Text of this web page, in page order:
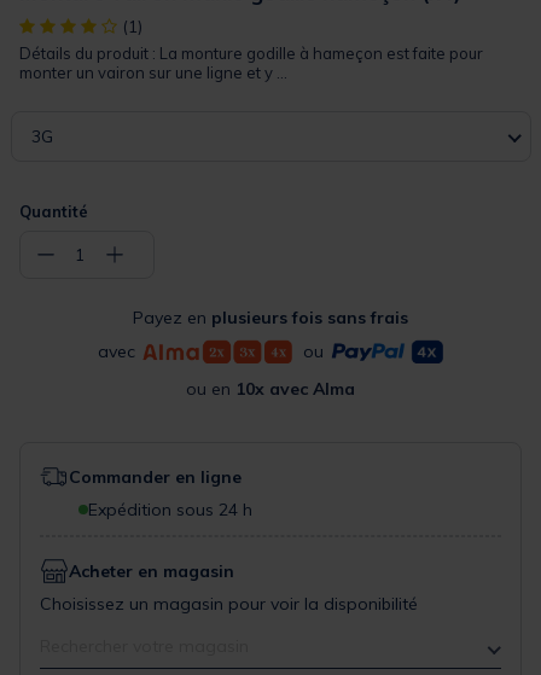
[object Object] out of 5 Customer Rating
(1)
Détails du produit : La monture godille à hameçon est faite pour
monter un vairon sur une ligne et y ...
3G
Quantité
− 1 +
Payez en plusieurs fois sans frais
avec
ou
ou en 10x avec Alma
Commander en ligne
Expédition sous 24 h
Acheter en magasin
Choisissez un magasin pour voir la disponibilité